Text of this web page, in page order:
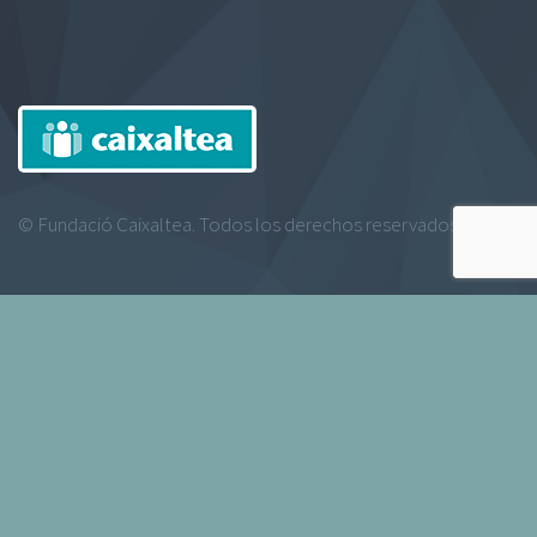
© Fundació Caixaltea. Todos los derechos reservados